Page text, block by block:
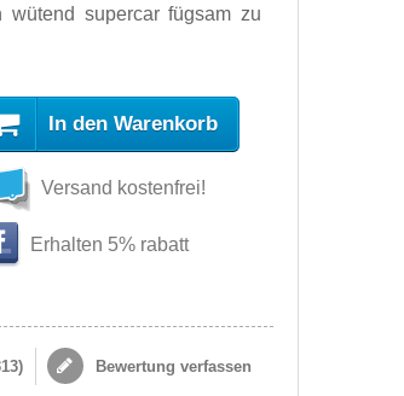
supercar fügsam zu
In den Warenkorb
Versand kostenfrei!
Erhalten 5% rabatt
) Bewertung verfassen